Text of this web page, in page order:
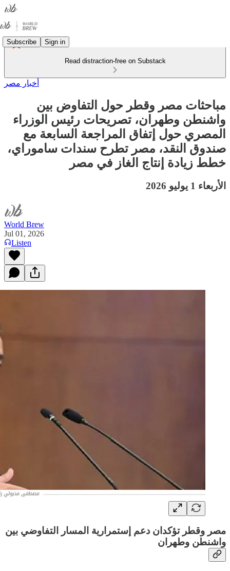
Subscribe Sign in
Read distraction-free on Substack
أخبار مصر
مباحثات مصر وقطر حول التفاوض بين
واشنطن وطهران، تصريحات رئيس الوزراء
المصري حول إتفاق المراجعة السابعة مع
صندوق النقد، مصر تطرح سندات ساموراي،
خطط زيادة إنتاج الغاز في مصر
الأربعاء 1 يوليو 2026
World Brew
Jul 01, 2026
Listen
مصر وقطر تؤكدان دعم إستمرارية المسار التفاوضي بين
واشنطن وطهران